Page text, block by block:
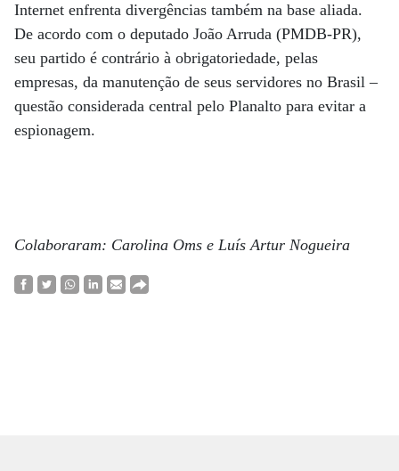
Internet enfrenta divergências também na base aliada.
De acordo com o deputado João Arruda (PMDB-PR),
seu partido é contrário à obrigatoriedade, pelas
empresas, da manutenção de seus servidores no Brasil –
questão considerada central pelo Planalto para evitar a
espionagem.
Colaboraram: Carolina Oms e Luís Artur Nogueira